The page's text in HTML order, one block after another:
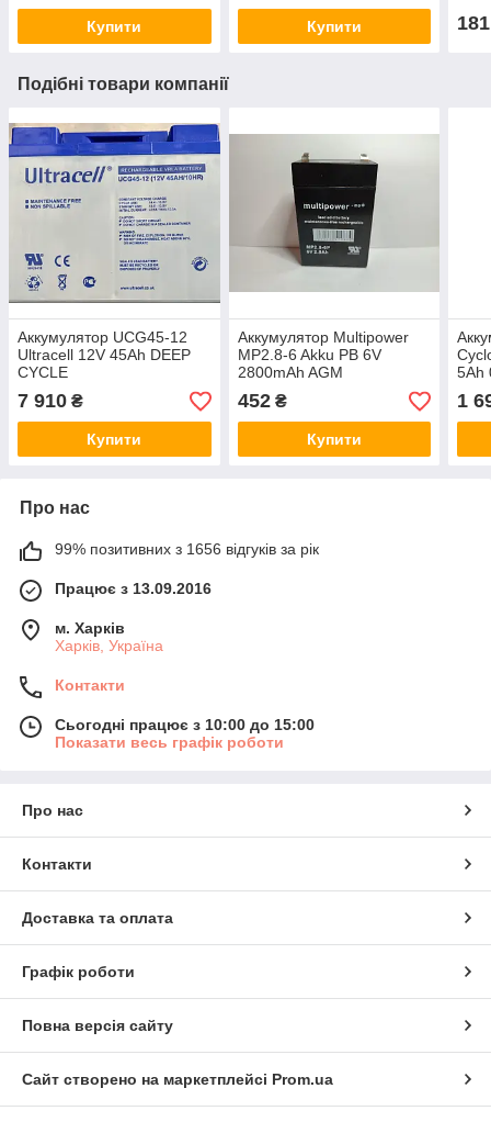
Купити Купити 181
Подібні товари компанії
Аккумулятор UCG45-12
Ultracell 12V 45Ah DEEP
CYCLE
7 910 ₴
Купити
Аккумулятор Multipower
MP2.8-6 Akku PB 6V
2800mAh AGM
452₴
Купити
5Ah
1
Про нас
99% позитивних з 1656 відгуків за рік
Працює з 13.09.2016
м. Харків
Харків, Україна
Контакти
Сьогодні працює з 10:00 до 15:00
Показати весь графік роботи
Про нас
Контакти
Доставка та оплата
Графік роботи
Повна версія сайту
Сайт створено на маркетплейсі Prom.ua